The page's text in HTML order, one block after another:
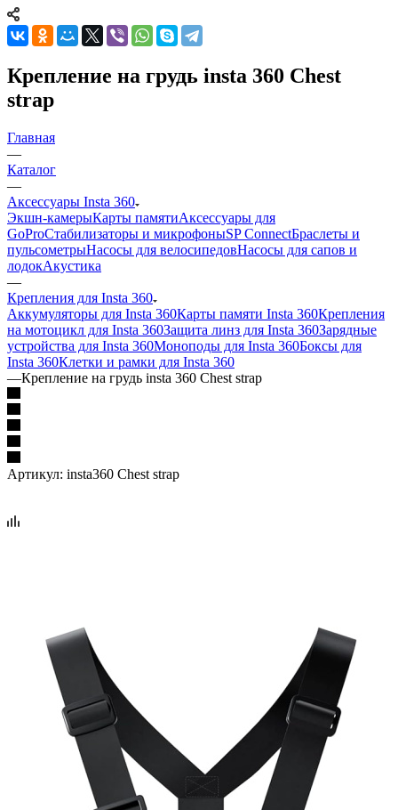
Крепление на грудь insta 360 Chest
strap
Главная
—
Каталог
—
Аксессуары Insta 360
Экшн-камерыКарты памятиАксессуары для
GoProСтабилизаторы и микрофоныSP ConnectБраслеты и
пульсометрыНасосы для велосипедовНасосы для сапов и
лодокАкустика
—
Крепления для Insta 360
Аккумуляторы для Insta 360Карты памяти Insta 360Крепления
на мотоцикл для Insta 360Защита линз для Insta 360Зарядные
устройства для Insta 360Моноподы для Insta 360Боксы для
Insta 360Клетки и рамки для Insta 360
—Крепление на грудь insta 360 Chest strap
Артикул: insta360 Chest strap